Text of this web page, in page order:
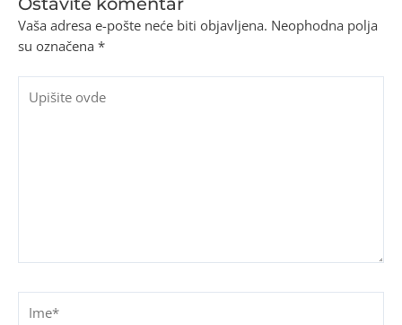
Vaša adresa e-pošte neće biti objavljena. Neophodna polja
su označena *
ovde